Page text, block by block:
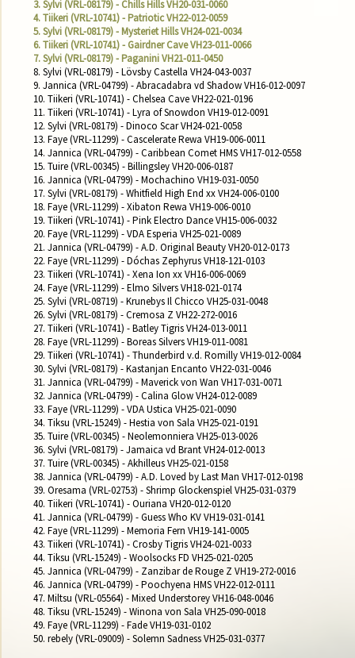
3. Sylvi (VRL-08179) - Chills Hills VH20-031-0060
4. Tiikeri (VRL-10741) - Patriotic VH22-012-0059
5. Sylvi (VRL-08179) - Mysteriet Hills VH24-021-0034
6. Tiikeri (VRL-10741) - Gairdner Cave VH23-011-0066
7. Sylvi (VRL-08179) - Paganini VH21-011-0450
8. Sylvi (VRL-08179) - Lövsby Castella VH24-043-0037
9. Jannica (VRL-04799) - Abracadabra vd Shadow VH16-012-0097
10. Tiikeri (VRL-10741) - Chelsea Cave VH22-021-0196
11. Tiikeri (VRL-10741) - Lyra of Snowdon VH19-012-0091
12. Sylvi (VRL-08179) - Dinoco Scar VH24-021-0058
13. Faye (VRL-11299) - Cascelerate Rewa VH19-006-0011
14. Jannica (VRL-04799) - Caribbean Comet HMS VH17-012-0558
15. Tuire (VRL-00345) - Billingsley VH20-006-0187
16. Jannica (VRL-04799) - Mochachino VH19-031-0050
17. Sylvi (VRL-08179) - Whitfield High End xx VH24-006-0100
18. Faye (VRL-11299) - Xibaton Rewa VH19-006-0010
19. Tiikeri (VRL-10741) - Pink Electro Dance VH15-006-0032
20. Faye (VRL-11299) - VDA Esperia VH25-021-0089
21. Jannica (VRL-04799) - A.D. Original Beauty VH20-012-0173
22. Faye (VRL-11299) - Dóchas Zephyrus VH18-121-0103
23. Tiikeri (VRL-10741) - Xena Ion xx VH16-006-0069
24. Faye (VRL-11299) - Elmo Silvers VH18-021-0174
25. Sylvi (VRL-08719) - Krunebys Il Chicco VH25-031-0048
26. Sylvi (VRL-08179) - Cremosa Z VH22-272-0016
27. Tiikeri (VRL-10741) - Batley Tigris VH24-013-0011
28. Faye (VRL-11299) - Boreas Silvers VH19-011-0081
29. Tiikeri (VRL-10741) - Thunderbird v.d. Romilly VH19-012-0084
30. Sylvi (VRL-08179) - Kastanjan Encanto VH22-031-0046
31. Jannica (VRL-04799) - Maverick von Wan VH17-031-0071
32. Jannica (VRL-04799) - Calina Glow VH24-012-0089
33. Faye (VRL-11299) - VDA Ustica VH25-021-0090
34. Tiksu (VRL-15249) - Hestia von Sala VH25-021-0191
35. Tuire (VRL-00345) - Neolemonniera VH25-013-0026
36. Sylvi (VRL-08179) - Jamaica vd Brant VH24-012-0013
37. Tuire (VRL-00345) - Akhilleus VH25-021-0158
38. Jannica (VRL-04799) - A.D. Loved by Last Man VH17-012-0198
39. Oresama (VRL-02753) - Shrimp Glockenspiel VH25-031-0379
40. Tiikeri (VRL-10741) - Ouriana VH20-012-0120
41. Jannica (VRL-04799) - Guess Who KV VH19-031-0141
42. Faye (VRL-11299) - Memoria Fern VH19-141-0005
43. Tiikeri (VRL-10741) - Crosby Tigris VH24-021-0033
44. Tiksu (VRL-15249) - Woolsocks FD VH25-021-0205
45. Jannica (VRL-04799) - Zanzibar de Rouge Z VH19-272-0016
46. Jannica (VRL-04799) - Poochyena HMS VH22-012-0111
47. Miltsu (VRL-05564) - Mixed Understorey VH16-048-0046
48. Tiksu (VRL-15249) - Winona von Sala VH25-090-0018
49. Faye (VRL-11299) - Fade VH19-031-0102
50. rebely (VRL-09009) - Solemn Sadness VH25-031-0377